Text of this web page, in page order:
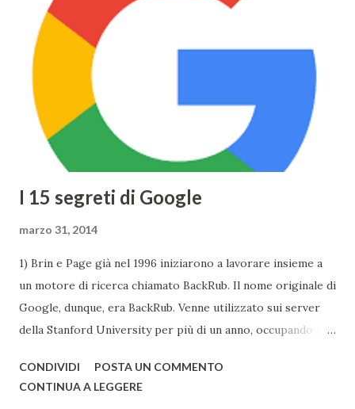
spessore, già minimo, è stato ulteriormente ridotto fino a
13,1mm, il TouchPad funziona adesso grazie alla tecnologia
Taptic Engine , che permette di rilevare la pesantezza del
tocco, il Display si baserà sulla tecnologia Retina ed avrà
una risoluzione di 2304x1440 . Tuttavia Apple per
ottimizzare ...
I 15 segreti di Google
marzo 31, 2014
1) Brin e Page già nel 1996 iniziarono a lavorare insieme a
un motore di ricerca chiamato BackRub. Il nome originale di
Google, dunque, era BackRub. Venne utilizzato sui server
della Stanford University per più di un anno, occupando alla
all'università. Una pagina del fratello maggiore di Google è
CONDIVIDI
POSTA UN COMMENTO
CONTINUA A LEGGERE